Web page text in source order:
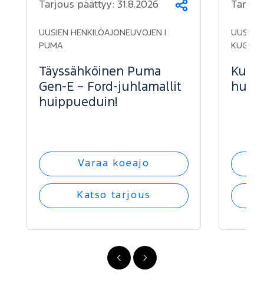
FI
-
FI
-
Jaa
Tarjous päättyy: 31.8.2026
UUSIEN HENKILÖAJONEUVOJEN |
PUMA
Täyssähköinen Puma
Gen-E – Ford-juhlamallit
huippueduin!
Varaa koeajo
Katso tarjous
UUSIEN
KUGA